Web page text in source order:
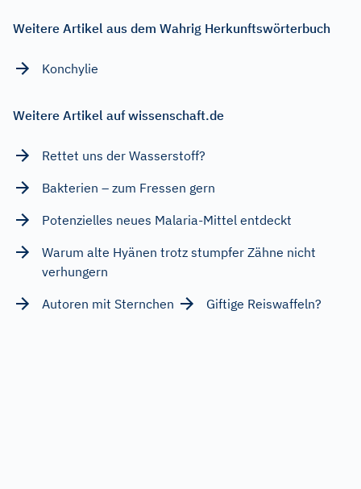
Weitere Artikel aus dem Wahrig Herkunftswörterbuch
Konchylie
Weitere Artikel auf wissenschaft.de
Rettet uns der Wasserstoff?
Bakterien – zum Fressen gern
Potenzielles neues Malaria-Mittel entdeckt
Warum alte Hyänen trotz stumpfer Zähne nicht
verhungern
Autoren mit Sternchen
Giftige Reiswaffeln?